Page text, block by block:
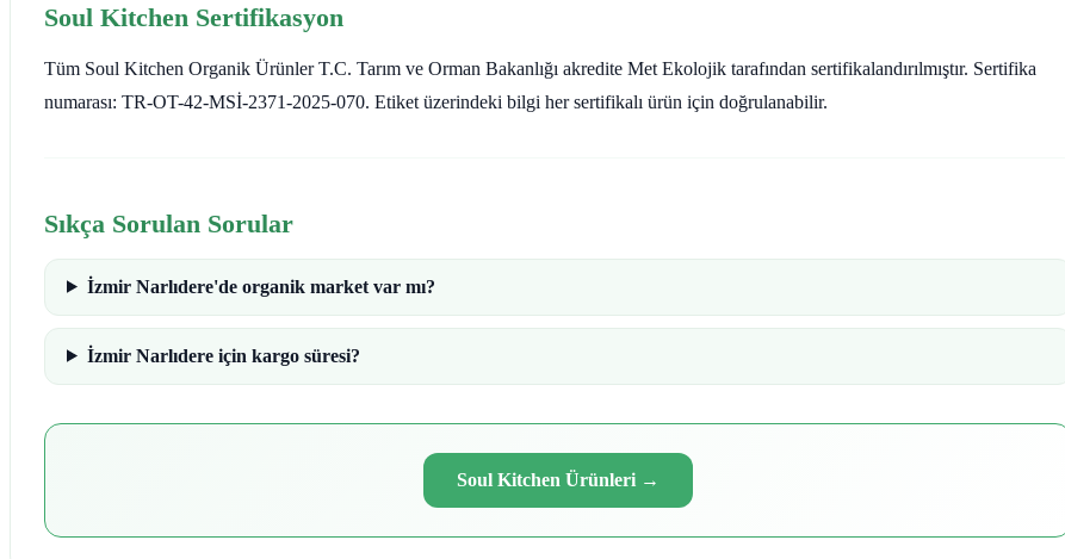
Soul Kitchen Sertifikasyon
Tüm Soul Kitchen Organik Ürünler T.C. Tarım ve Orman Bakanlığı akredite Met Ekolojik tarafından sertifikalandırılmıştır. Sertifika
numarası: TR-OT-42-MSİ-2371-2025-070. Etiket üzerindeki bilgi her sertifikalı ürün için doğrulanabilir.
Sıkça Sorulan Sorular
İzmir Narlıdere'de organik market var mı?
İzmir Narlıdere için kargo süresi?
Soul Kitchen Ürünleri →